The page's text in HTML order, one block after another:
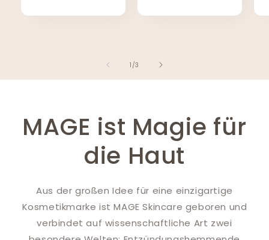
1 /von
3
MAGE ist Magie für
die Haut
Aus der großen Idee für eine einzigartige
Kosmetikmarke ist MAGE Skincare geboren und
verbindet auf wissenschaftliche Art zwei